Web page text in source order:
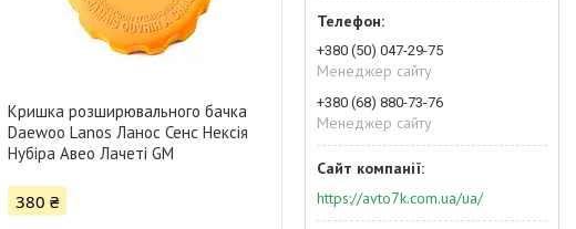
Кришка розширювального бачка
Daewoo Lanos Ланос Сенс Нексія
Нубіра Авео Лачеті GM
380 ₴
+380 (50) 047-29-75
Менеджер сайту
+380 (68) 880-73-76
Менеджер сайту
https://avto7k.com.ua/ua/